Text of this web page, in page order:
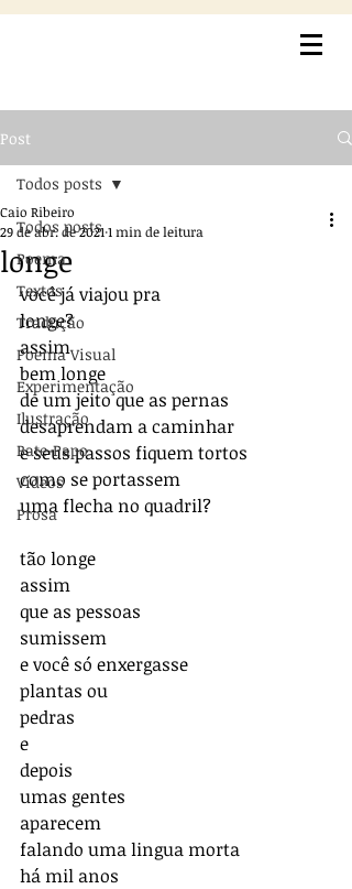
Post
Todos posts
Poema
Textos
Tradução
Poema Visual
Experimentação
Ilustração
Bate-Papo
Vídeos
Prosa
Todos posts
longe
Caio Ribeiro
29 de abr. de 2021 1 min de leitura
você já viajou pra
longe?
assim
bem longe
de um jeito que as pernas
desaprendam a caminhar
e seus passos fiquem tortos
como se portassem
uma flecha no quadril?
tão longe
assim
que as pessoas
sumissem
e você só enxergasse
plantas ou
pedras
e
depois
umas gentes
aparecem
falando uma lingua morta
há mil anos